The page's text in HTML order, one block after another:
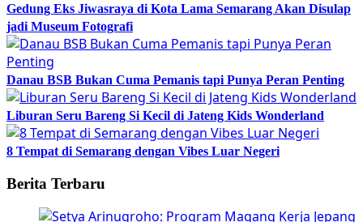
Gedung Eks Jiwasraya di Kota Lama Semarang Akan Disulap
jadi Museum Fotografi
Danau BSB Bukan Cuma Pemanis tapi Punya Peran Penting
Liburan Seru Bareng Si Kecil di Jateng Kids Wonderland
8 Tempat di Semarang dengan Vibes Luar Negeri
Berita Terbaru